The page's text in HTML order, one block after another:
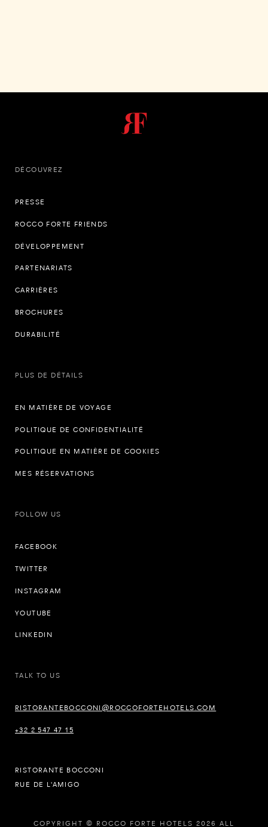
DÉCOUVREZ
PRESSE
ROCCO FORTE FRIENDS
DÉVELOPPEMENT
PARTENARIATS
CARRIÈRES
BROCHURES
DURABILITÉ
PLUS DE DÉTAILS
EN MATIÈRE DE VOYAGE
POLITIQUE DE CONFIDENTIALITÉ
POLITIQUE EN MATIÈRE DE COOKIES
MES RÉSERVATIONS
FOLLOW US
FACEBOOK
TWITTER
INSTAGRAM
YOUTUBE
LINKEDIN
TALK TO US
RISTORANTEBOCCONI@ROCCOFORTEHOTELS.COM
+32 2 547 47 15
RISTORANTE BOCCONI
RUE DE L'AMIGO
COPYRIGHT © ROCCO FORTE HOTELS 2026 ALL